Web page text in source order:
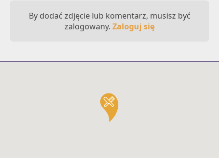
By dodać zdjęcie lub komentarz, musisz być
zalogowany. Zaloguj się